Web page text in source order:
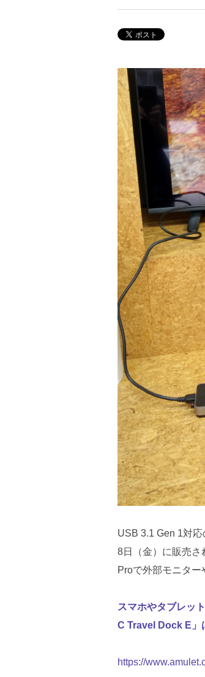
USB 3.1 Gen 1対
8日（金）に販売さ
Proで外部モニター
スマホやタブレッ
C Travel Dock E」
https://